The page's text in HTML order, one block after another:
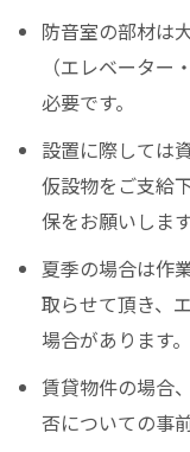
防音室の部材は
（エレベータ
必要です。
設置に際しては
仮設物をご支給
保をお願いします
夏季の場合は作
取らせて頂き、
場合があります。
賃貸物件の場合
否についての事